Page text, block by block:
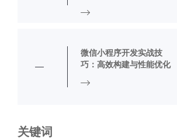
微信小程序开发实战技
巧：高效构建与性能优化
关键词